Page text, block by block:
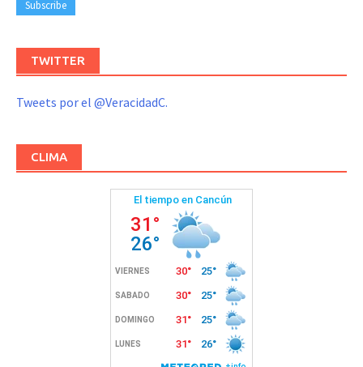
TWITTER
Tweets por el @VeracidadC.
CLIMA